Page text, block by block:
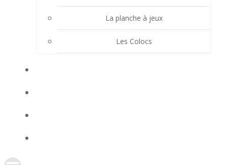
La planche à jeux
Les Colocs